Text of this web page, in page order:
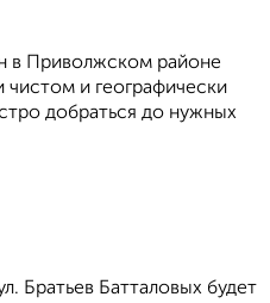
в Приволжском районе
чистом и географически
добраться до нужных
Братьев Батталовых будет